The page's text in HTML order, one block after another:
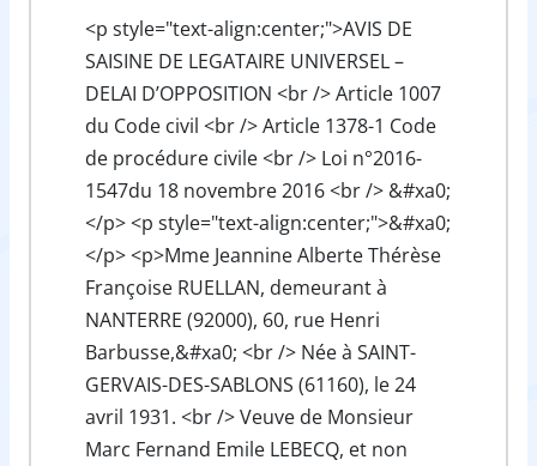
<p style="text-align:center;">AVIS DE
SAISINE DE LEGATAIRE UNIVERSEL –
DELAI D’OPPOSITION <br /> Article 1007
du Code civil <br /> Article 1378-1 Code
de procédure civile <br /> Loi n°2016-
1547du 18 novembre 2016 <br /> &#xa0;
</p> <p style="text-align:center;">&#xa0;
</p> <p>Mme Jeannine Alberte Thérèse
Françoise RUELLAN, demeurant à
NANTERRE (92000), 60, rue Henri
Barbusse,&#xa0; <br /> Née à SAINT-
GERVAIS-DES-SABLONS (61160), le 24
avril 1931. <br /> Veuve de Monsieur
Marc Fernand Emile LEBECQ, et non